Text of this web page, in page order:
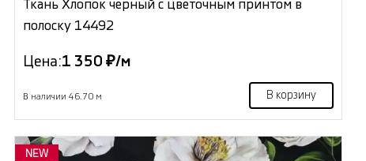
Ткань Хлопок черный с цветочным принтом в
полоску 14492
Цена:1 350 ₽/м
В наличии 46.70 м В корзину
NEW